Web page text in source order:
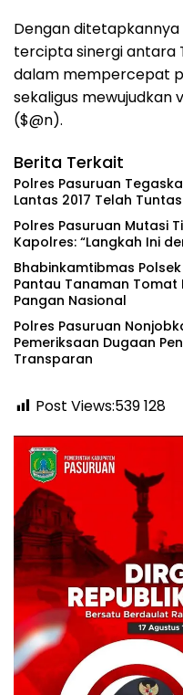
Dengan ditetapkannya
tercipta sinergi antara
dalam mempercepat
sekaligus mewujudkan
($@n).
Berita Terkait
Polres Pasuruan
Lantas 2017 Telah
‎Polres Pasuruan Mutasi
Kapolres: “Langkah Ini
Bhabinkamtibmas
Pantau Tanaman Tomat
Pangan Nasional
‎Polres Pasuruan
Pemeriksaan Dugaan
Transparan
Post Views:539128